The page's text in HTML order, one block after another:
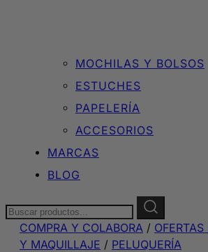
MOCHILAS Y BOLSOS
ESTUCHES
PAPELERÍA
ACCESORIOS
MARCAS
BLOG
Buscar:
COMPRA Y COLABORA /
Y MAQUILLAJE / PELUQUERÍA